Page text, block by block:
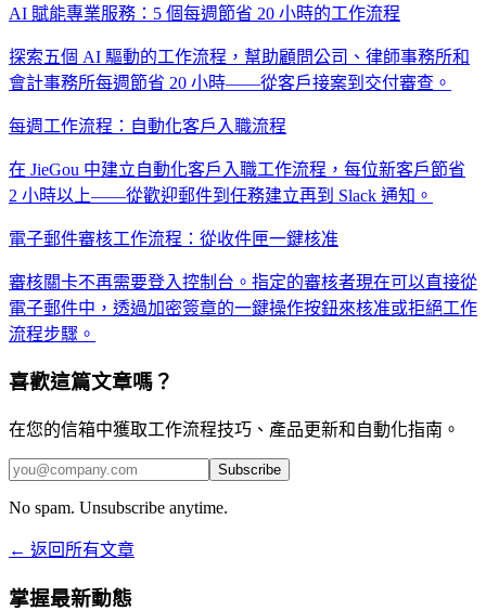
AI 賦能專業服務：5 個每週節省 20 小時的工作流程
探索五個 AI 驅動的工作流程，幫助顧問公司、律師事務所和
會計事務所每週節省 20 小時——從客戶接案到交付審查。
每週工作流程：自動化客戶入職流程
在 JieGou 中建立自動化客戶入職工作流程，每位新客戶節省
2 小時以上——從歡迎郵件到任務建立再到 Slack 通知。
電子郵件審核工作流程：從收件匣一鍵核准
審核關卡不再需要登入控制台。指定的審核者現在可以直接從
電子郵件中，透過加密簽章的一鍵操作按鈕來核准或拒絕工作
流程步驟。
喜歡這篇文章嗎？
在您的信箱中獲取工作流程技巧、產品更新和自動化指南。
Subscribe
No spam. Unsubscribe anytime.
← 返回所有文章
掌握最新動態